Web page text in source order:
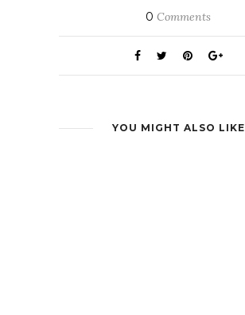
0 Comments
YOU MIGHT ALSO LIKE